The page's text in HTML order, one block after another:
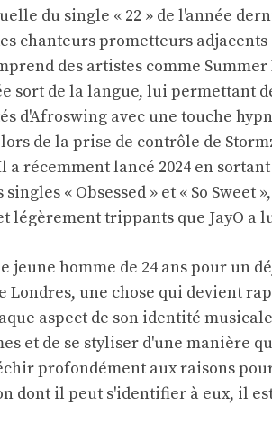
du single « 22 » de l'année
chanteurs prometteurs adjacents
des artistes comme Summer
sort de la langue, lui permettant
d'Afroswing avec une touche
de la prise de contrôle de
récemment lancé 2024 en sortant
« Obsessed » et « So Sweet
légèrement trippants que JayO a
jeune homme de 24 ans pour un
Londres, une chose qui devient
aspect de son identité
et de se styliser d'une manière
profondément aux raisons
dont il peut s'identifier à eux, il